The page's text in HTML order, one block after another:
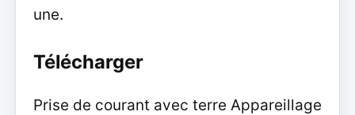
une.
Télécharger
Prise de courant avec terre Appareillage